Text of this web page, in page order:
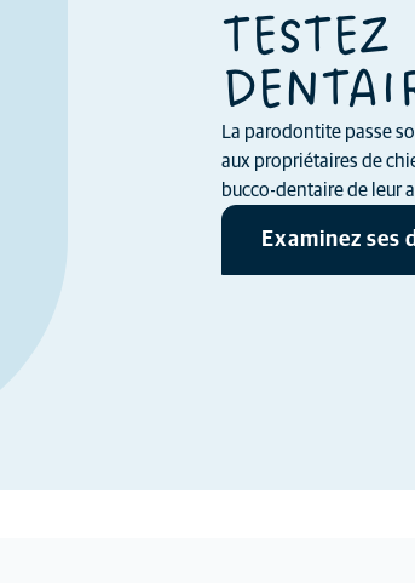
La parodontite passe
aux propriétaires de
bucco-dentaire de leur
Examinez ses